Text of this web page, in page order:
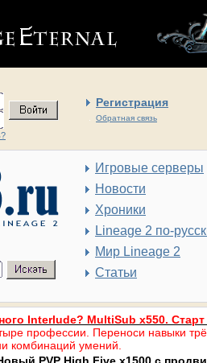
Регистрация
Обратная связь
Игровые серверы
Новости
Хроники
Lineage 2 по-
Мир Lineage 2
Статьи
Interlude? MultiSub x550. Старт
профессии. Переноси навыки
комбинаций умений.